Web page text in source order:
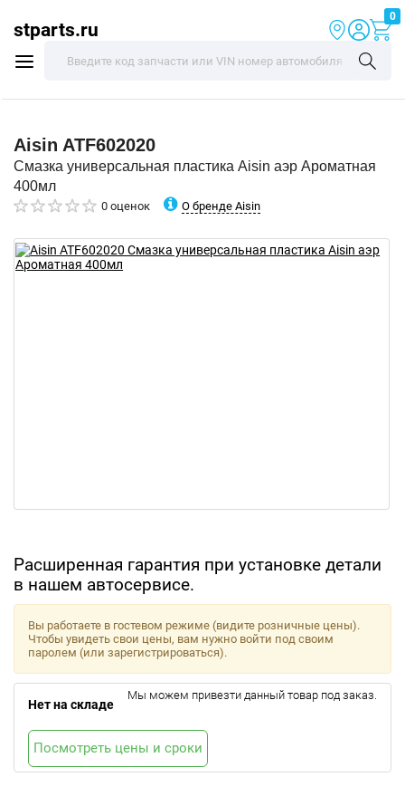
stparts.ru
0
Aisin ATF602020
Смазка универсальная пластика Aisin аэр Ароматная
400мл
0 оценок О бренде Aisin
Расширенная гарантия при установке детали
в нашем автосервисе.
Вы работаете в гостевом режиме (видите розничные цены).
Чтобы увидеть свои цены, вам нужно войти под своим
паролем (или зарегистрироваться).
Нет на складе
Мы можем привезти данный товар под заказ.
Посмотреть цены и сроки